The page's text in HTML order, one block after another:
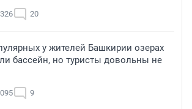
20
у жителей Башкирии озерах
бассейн, но туристы довольны не
9